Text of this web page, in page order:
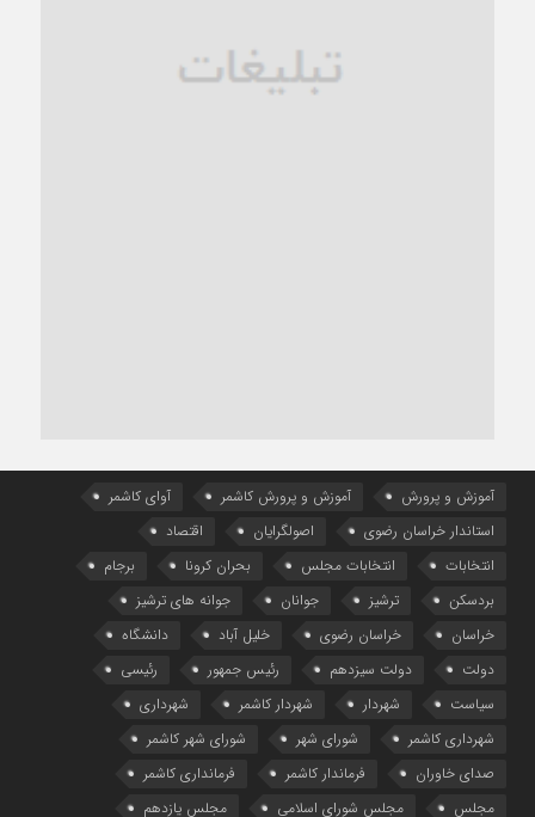
آموزش و پرورش آموزش و پرورش کاشمر
آوای کاشمر
استاندار خراسان رضوی
اصولگرایان
اقتصاد
انتخابات
انتخابات مجلس بحران کرونا
برجام
بردسکن
ترشیز جوانان
جوانه های ترشیز
خراسان
خراسان رضوی خلیل آباد
دانشگاه
دولت
دولت سیزدهم رئیس جمهور
رئیسی
سیاست
شهردار شهردار کاشمر
شهرداری
شهرداری کاشمر
شورای شهر
شورای شهر کاشمر
صدای خاوران
فرماندار کاشمر
فرمانداری کاشمر
مجلس
مجلس شورای اسلامی مجلس یازدهم